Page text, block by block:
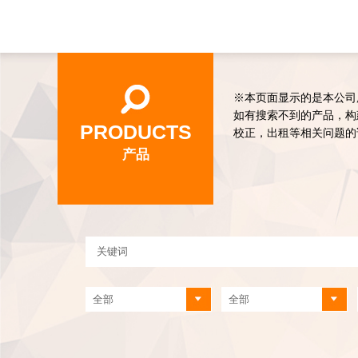
PRODUCTS
产品
※本页面显示的是本公
如有搜索不到的产品，
校正，出租等相关问题